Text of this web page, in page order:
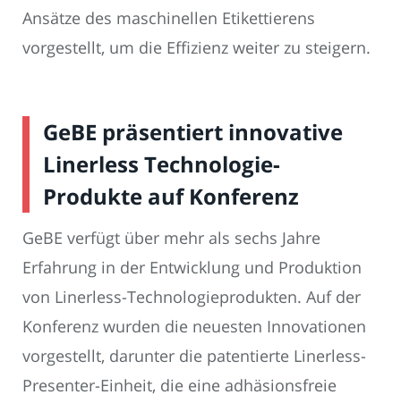
Ansätze des maschinellen Etikettierens
vorgestellt, um die Effizienz weiter zu steigern.
GeBE präsentiert innovative
Linerless Technologie-
Produkte auf Konferenz
GeBE verfügt über mehr als sechs Jahre
Erfahrung in der Entwicklung und Produktion
von Linerless-Technologieprodukten. Auf der
Konferenz wurden die neuesten Innovationen
vorgestellt, darunter die patentierte Linerless-
Presenter-Einheit, die eine adhäsionsfreie